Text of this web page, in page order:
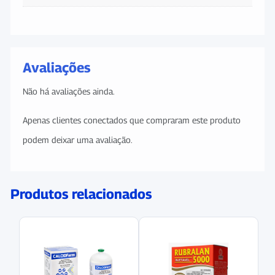
Avaliações
Não há avaliações ainda.
Apenas clientes conectados que compraram este produto
podem deixar uma avaliação.
Produtos relacionados